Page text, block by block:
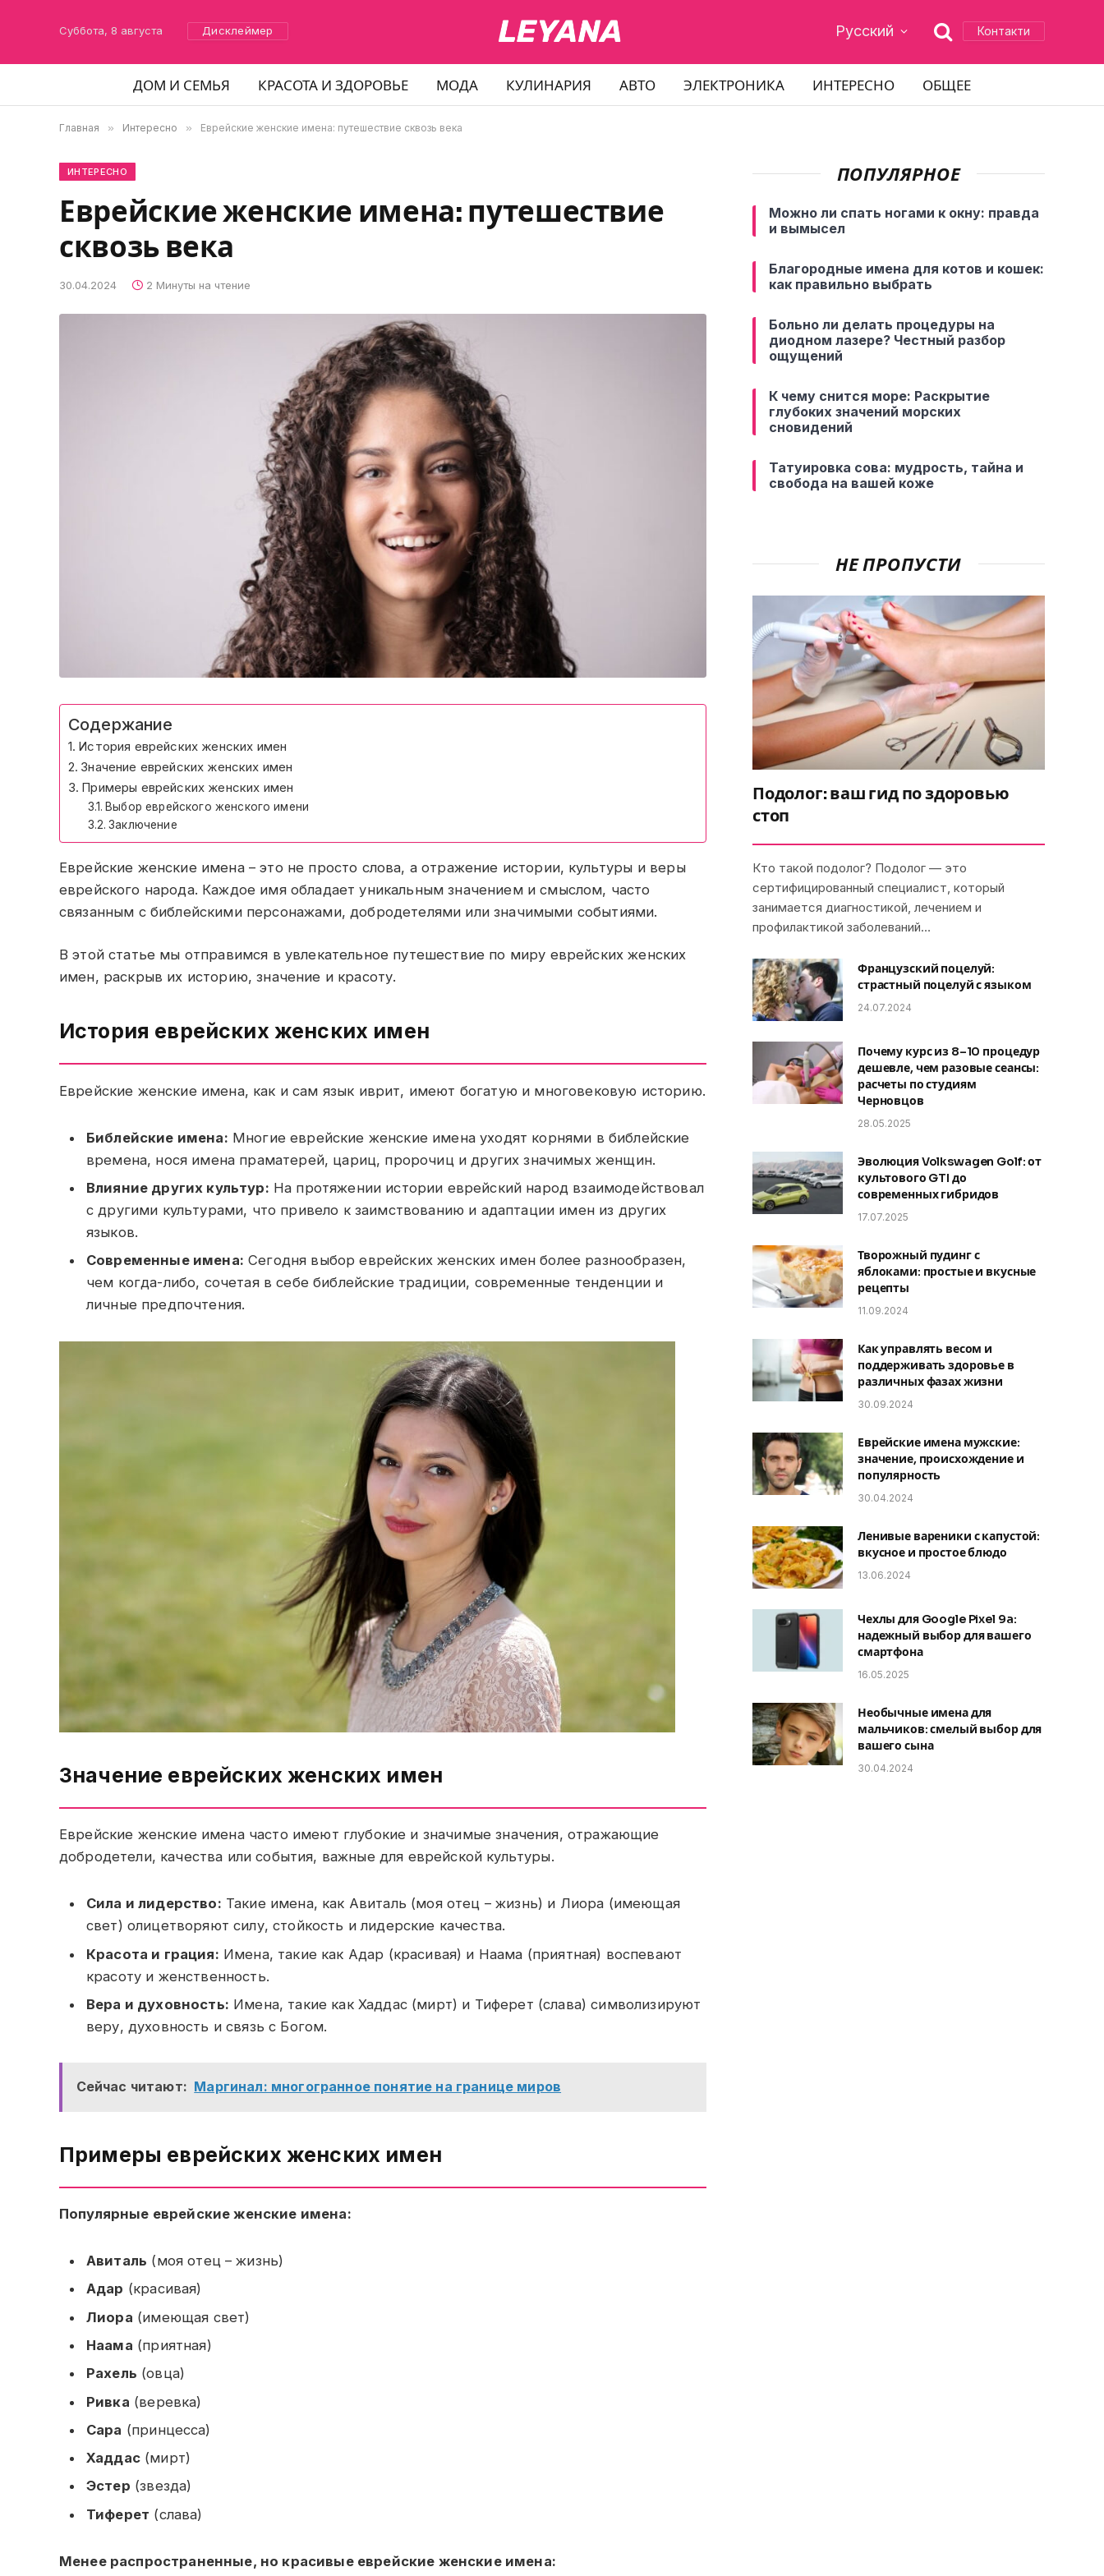
Суббота, 8 августа Дисклеймер Русский Контакти
ДОМ И СЕМЬЯ КРАСОТА И ЗДОРОВЬЕ МОДА КУЛИНАРИЯ АВТО ЭЛЕКТРОНИКА ИНТЕРЕСНО ОБЩЕЕ
Главная » Интересно » Еврейские женские имена: путешествие сквозь века
ИНТЕРЕСНО
Еврейские женские имена: путешествие
сквозь века
30.04.2024 2 Минуты на чтение
Содержание
История еврейских женских имен
Значение еврейских женских имен
Примеры еврейских женских имен
Выбор еврейского женского имени
Заключение
Еврейские женские имена – это не просто слова, а отражение истории, культуры и веры
еврейского народа. Каждое имя обладает уникальным значением и смыслом, часто
связанным с библейскими персонажами, добродетелями или значимыми событиями.
В этой статье мы отправимся в увлекательное путешествие по миру еврейских женских
имен, раскрыв их историю, значение и красоту.
История еврейских женских имен
Еврейские женские имена, как и сам язык иврит, имеют богатую и многовековую историю.
Библейские имена: Многие еврейские женские имена уходят корнями в библейские
времена, нося имена праматерей, цариц, пророчиц и других значимых женщин.
Влияние других культур: На протяжении истории еврейский народ взаимодействовал
с другими культурами, что привело к заимствованию и адаптации имен из других
языков.
Современные имена: Сегодня выбор еврейских женских имен более разнообразен,
чем когда-либо, сочетая в себе библейские традиции, современные тенденции и
личные предпочтения.
Значение еврейских женских имен
Еврейские женские имена часто имеют глубокие и значимые значения, отражающие
добродетели, качества или события, важные для еврейской культуры.
Сила и лидерство: Такие имена, как Авиталь (моя отец – жизнь) и Лиора (имеющая
свет) олицетворяют силу, стойкость и лидерские качества.
Красота и грация: Имена, такие как Адар (красивая) и Наама (приятная) воспевают
красоту и женственность.
Вера и духовность: Имена, такие как Хаддас (мирт) и Тиферет (слава) символизируют
веру, духовность и связь с Богом.
Сейчас читают: Маргинал: многогранное понятие на границе миров
Примеры еврейских женских имен
Популярные еврейские женские имена:
Авиталь (моя отец – жизнь)
Адар (красивая)
Лиора (имеющая свет)
Наама (приятная)
Рахель (овца)
Ривка (веревка)
Сара (принцесса)
Хаддас (мирт)
Эстер (звезда)
Тиферет (слава)
Менее распространенные, но красивые еврейские женские имена:
ПОПУЛЯРНОЕ
Можно ли спать ногами к окну: правда
и вымысел
Благородные имена для котов и кошек:
как правильно выбрать
Больно ли делать процедуры на
диодном лазере? Честный разбор
ощущений
К чему снится море: Раскрытие
глубоких значений морских
сновидений
Татуировка сова: мудрость, тайна и
свобода на вашей коже
НЕ ПРОПУСТИ
Подолог: ваш гид по здоровью
стоп
Кто такой подолог? Подолог — это
сертифицированный специалист, который
занимается диагностикой, лечением и
профилактикой заболеваний…
Французский поцелуй:
страстный поцелуй с языком
24.07.2024
Почему курс из 8–10 процедур
дешевле, чем разовые сеансы:
расчеты по студиям
Черновцов
28.05.2025
Эволюция Volkswagen Golf: от
культового GTI до
современных гибридов
17.07.2025
Творожный пудинг с
яблоками: простые и вкусные
рецепты
11.09.2024
Как управлять весом и
поддерживать здоровье в
различных фазах жизни
30.09.2024
Еврейские имена мужские:
значение, происхождение и
популярность
30.04.2024
Ленивые вареники с капустой:
вкусное и простое блюдо
13.06.2024
Чехлы для Google Pixel 9a:
надежный выбор для вашего
смартфона
16.05.2025
Необычные имена для
мальчиков: смелый выбор для
вашего сына
30.04.2024